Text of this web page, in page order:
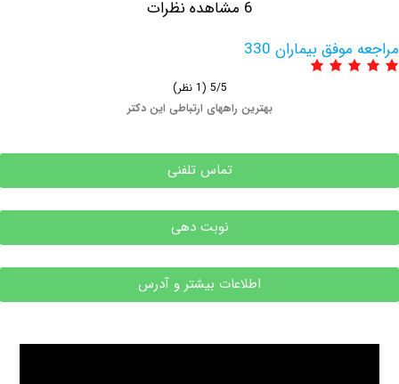
بیماران 330
بهترین راههای ارتباطی این دکتر
تماس تلفنی
نوبت دهی
اطلاعات بیشتر و آدرس